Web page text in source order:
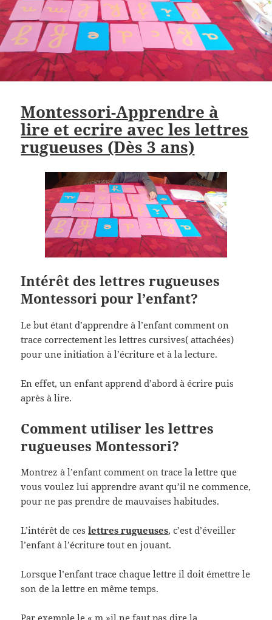
Montessori-Apprendre à
lire et ecrire avec les lettres
rugueuses (Dès 3 ans)
Intérêt des lettres rugueuses
Montessori pour l’enfant?
Le but étant d’apprendre à l’enfant comment on
trace correctement les lettres cursives( attachées)
pour une initiation à l’écriture et à la lecture.
En effet, un enfant apprend d’abord à écrire puis
après à lire.
Comment utiliser les lettres
rugueuses Montessori?
Montrez à l’enfant comment on trace la lettre que
vous voulez lui apprendre avant qu’il ne commence,
pour ne pas prendre de mauvaises habitudes.
L’intérêt de ceslettres rugueuses, c’est d’éveiller
l’enfant à l’écriture tout en jouant.
Lorsque l’enfant trace chaque lettre il doit émettre le
son de la lettre en même temps.